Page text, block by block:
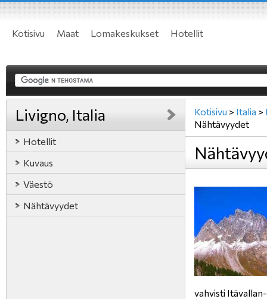
Kotisivu Maat Lomakeskukset Hotellit
Livigno, Italia
Hotellit
Kuvaus
Väestö
Nähtävyydet
Kotisivu > Italia >
Nähtävyydet
vahvisti